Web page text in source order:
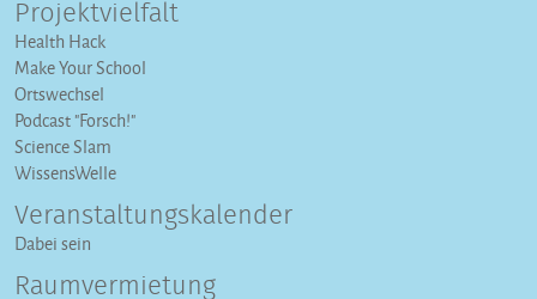
Projektvielfalt
Health Hack
Make Your School
Ortswechsel
Podcast "Forsch!"
Science Slam
WissensWelle
Veranstaltungs­kalender
Dabei sein
Raumvermietung